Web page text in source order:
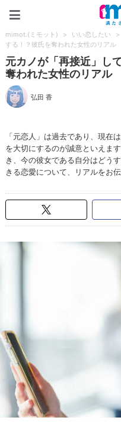
mimot.(ミモット) > いい恋したい >
する！？彼氏を奪われた女性のリアル
元カノが「再接近」し
奪われた女性のリアル
弘田 香
「元恋人」は過去であり、現在
を大切にするのが誠意といえま
き、今の彼女である自分はどう
きる恋愛について、リアルをお伝